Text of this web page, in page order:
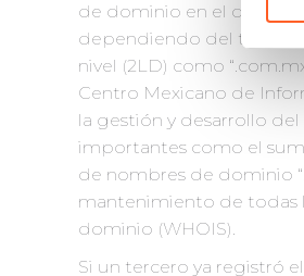
de dominio en el dominio
dependiendo del tipo de
nivel (2LD) como “.com.mx
Centro Mexicano de
la gestión y desarrollo del
importantes como el
de nombres de dominio
mantenimiento de todas
dominio (WHOIS).
Si un tercero ya registró